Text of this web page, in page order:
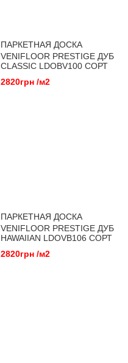
ПАРКЕТНАЯ ДОСКА
VENIFLOOR PRESTIGE ДУБ
CLASSIC LDOBV100 СОРТ
2820грн /м2
ПАРКЕТНАЯ ДОСКА
VENIFLOOR PRESTIGE ДУБ
HAWAIIAN LDOVB106 СОРТ
2820грн /м2